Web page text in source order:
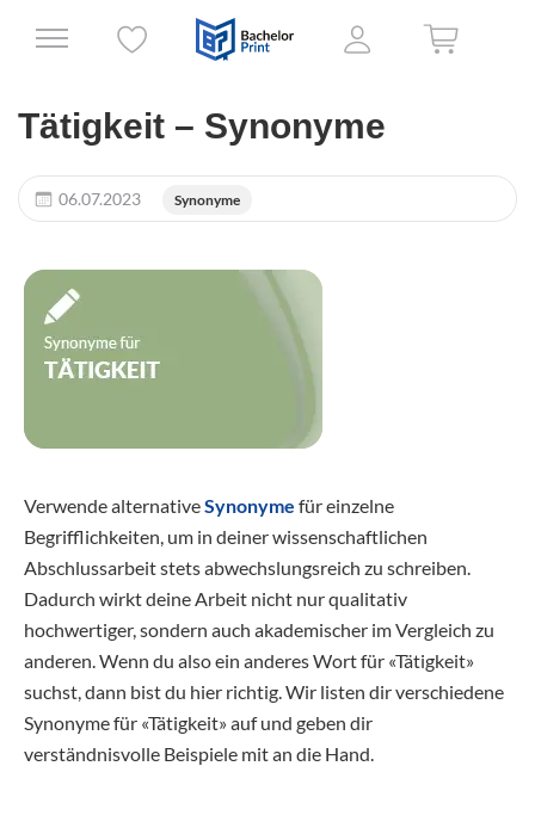
Tätigkeit – Synonyme
06.07.2023 Synonyme
Verwende alternativeSynonyme für einzelne
Begrifflichkeiten, um in deiner wissenschaftlichen
Abschlussarbeit stets abwechslungsreich zu schreiben.
Dadurch wirkt deine Arbeit nicht nur qualitativ
hochwertiger, sondern auch akademischer im Vergleich zu
anderen. Wenn du also ein anderes Wort für «Tätigkeit»
suchst, dann bist du hier richtig. Wir listen dir verschiedene
Synonyme für «Tätigkeit» auf und geben dir
verständnisvolle Beispiele mit an die Hand.